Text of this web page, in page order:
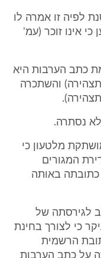
לפיה זו אמרה לו
אינו זוכר (עמ'
כתב הערבות היא
בחברת אינספייר (סעיף 16 לתצהירה) והשתכרה
מלטעון כי
המגורים
באותה
לגירסתה של
כי לצורך בחינת
הרשמית
על כתב הערבות